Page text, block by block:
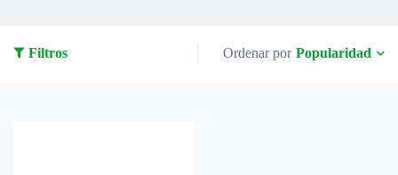
Filtros Ordenar por Popularidad